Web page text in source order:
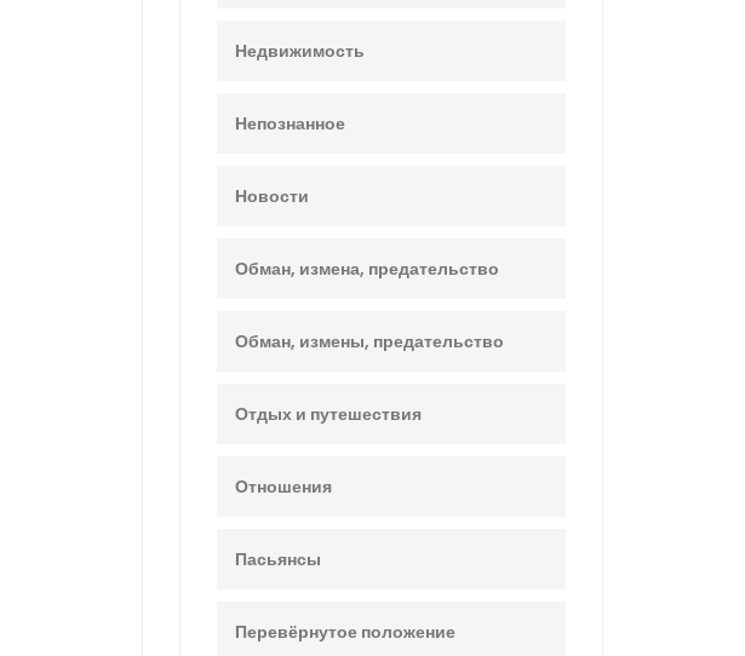
Недвижимость
Непознанное
Новости
Обман, измена, предательство
Обман, измены, предательство
Отдых и путешествия
Отношения
Пасьянсы
Перевёрнутое положение